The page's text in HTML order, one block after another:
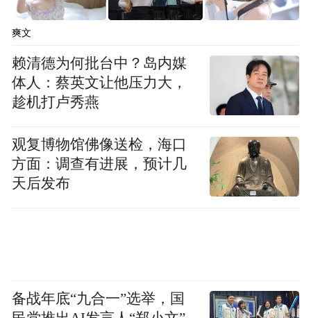
爽文
赖清德为何批台中？岛内媒
体人：蔡英文让他压力大，
趁机打卢秀燕
观复博物馆佛像送检，海口
方面：调查有进展，预计几
天后发布
备战年底“九合一”选举，国